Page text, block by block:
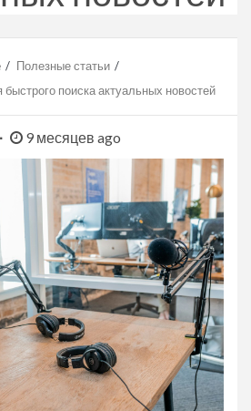
Полезные статьи
поиска актуальных новостей
9 месяцев ago